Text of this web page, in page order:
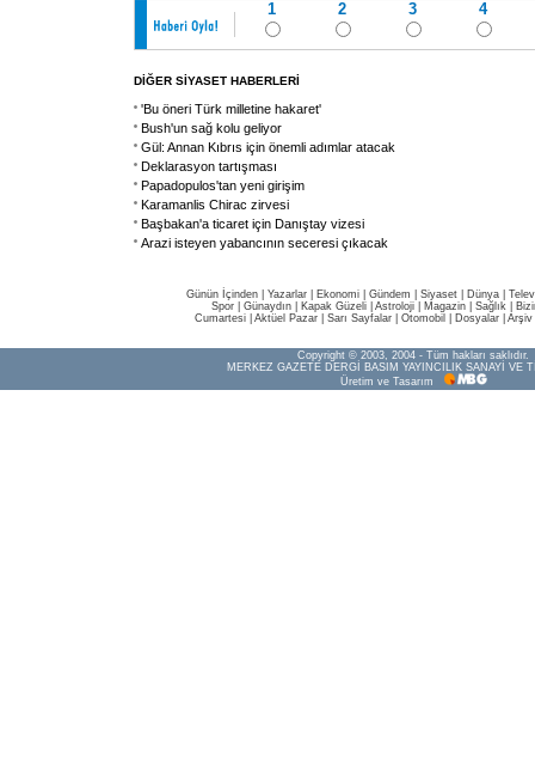
1 2 3 4
DİĞER SİYASET HABERLERİ
'Bu öneri Türk milletine hakaret'
Bush'un sağ kolu geliyor
Gül: Annan Kıbrıs için önemli adımlar atacak
Deklarasyon tartışması
Papadopulos'tan yeni girişim
Karamanlis Chirac zirvesi
Başbakan'a ticaret için Danıştay vizesi
Arazi isteyen yabancının seceresi çıkacak
Günün İçinden Yazarlar Ekonomi Gündem Siyaset Dünya |
Spor
Günaydın Kapak Güzeli Astroloji Magazin Sağlık
Cumartesi| Aktüel Pazar| Sarı Sayfalar| Otomobil Dosyalar| Arşiv
Copyright © 2003, 2004 - Tüm hakları saklıdır.
MERKEZ GAZETE DERGİ BASIM YAYINCILIK SANAYİ VE
Üretim ve Tasarım